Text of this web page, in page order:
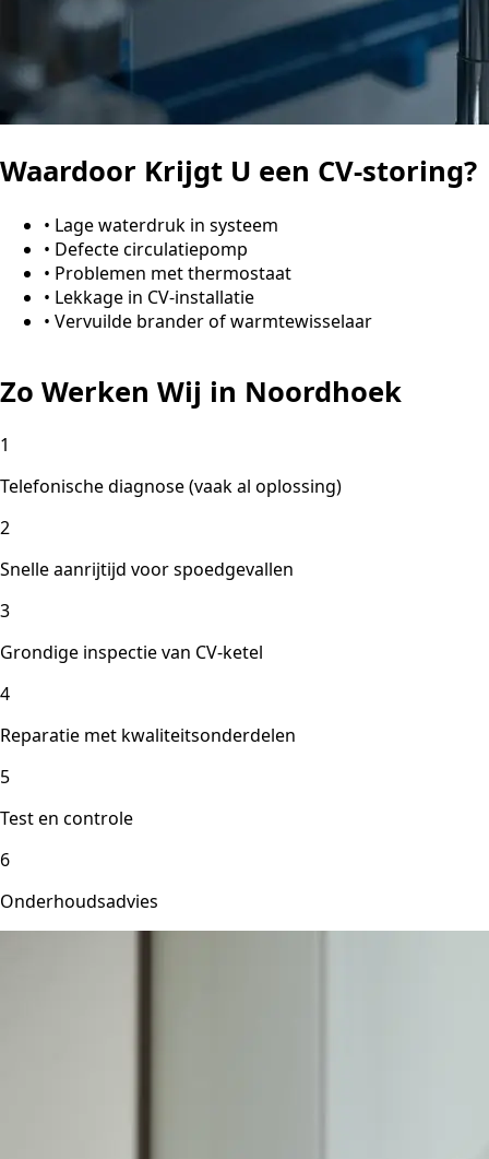
Waardoor Krijgt U een CV-storing?
• Lage waterdruk in systeem
• Defecte circulatiepomp
• Problemen met thermostaat
• Lekkage in CV-installatie
• Vervuilde brander of warmtewisselaar
Zo Werken Wij in Noordhoek
1
Telefonische diagnose (vaak al oplossing)
2
Snelle aanrijtijd voor spoedgevallen
3
Grondige inspectie van CV-ketel
4
Reparatie met kwaliteitsonderdelen
5
Test en controle
6
Onderhoudsadvies